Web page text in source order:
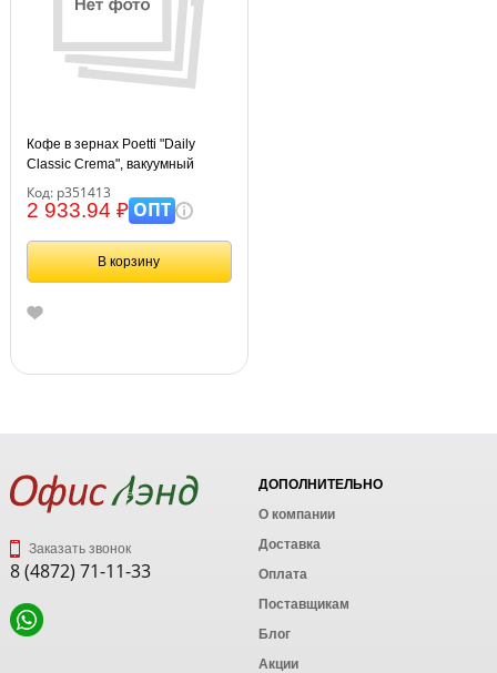
Кофе в зернах Poetti "Daily
Classic Crema", вакуумный
Код: р351413
2 933.94 ₽ОПТ
В корзину
Заказать звонок
8 (4872) 71-11-33
ДОПОЛНИТЕЛЬНО
О компании
Доставка
Оплата
Поставщикам
Блог
Акции